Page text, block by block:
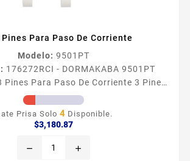
Para Paso De Corriente
Modelo: 9501PT
176272RCI - DORMAKABA 9501PT
Pines Para Paso De Corriente 3 Pines
en el lado de la bisagra de la puerta
cuando la puerta estaacute cerrada
a la manipulacioacuten El contacto
Acabado blanco Garantiacutea
Prisa Solo 4Disponible.
$3,180.87Precio
remove add